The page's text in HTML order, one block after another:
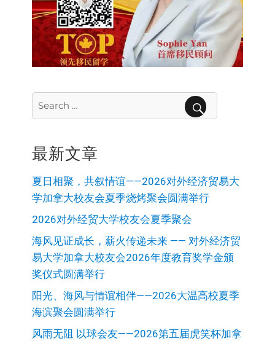
Search
for:
最新文章
夏日相聚，共叙情谊——2026对外经济贸易大
学加拿大校友会夏季烧烤聚会圆满举行
2026对外经贸大学校友会夏季聚会
海风见证成长，薪火传递未来 —— 对外经济贸
易大学加拿大校友会2026年度教育奖学金颁
奖仪式圆满举行
阳光、海风与情谊相伴——2026大温高校夏季
海滨聚会圆满举行
风雨无阻 以球会友——2026第五届虎笑杯加拿